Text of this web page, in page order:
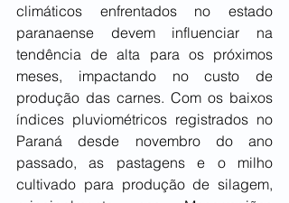
climáticos enfrentados no estado
paranaense devem influenciar na
tendência de alta para os próximos
meses, impactando no custo de
produção das carnes. Com os baixos
índices pluviométricos registrados no
Paraná desde novembro do ano
passado, as pastagens e o milho
cultivado para produção de silagem,